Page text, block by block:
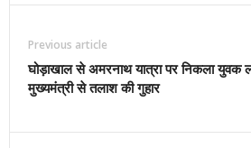
Previous article
घोड़ाखाल से अमरनाथ यात्रा पर निकला युवक
मुख्यमंत्री से तलाश की गुहार